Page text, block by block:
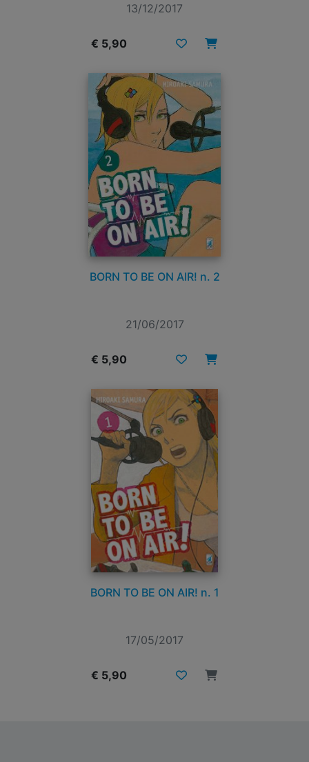
13/12/2017
€ 5,90
BORN TO BE ON AIR! n. 2
21/06/2017
€ 5,90
BORN TO BE ON AIR! n. 1
17/05/2017
€ 5,90